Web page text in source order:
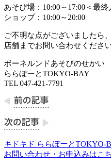
あそび場：10:00～17:00＜最終
ショップ：10:00～20:00
ご不明な点がございましたら、
店舗までお問い合わせください
ボーネルンドあそびのせかい
ららぽーとTOKYO-BAY
TEL 047-421-7791
キドキド ららぽーとTOKYO-
お問い合わせ・お申込みはこ